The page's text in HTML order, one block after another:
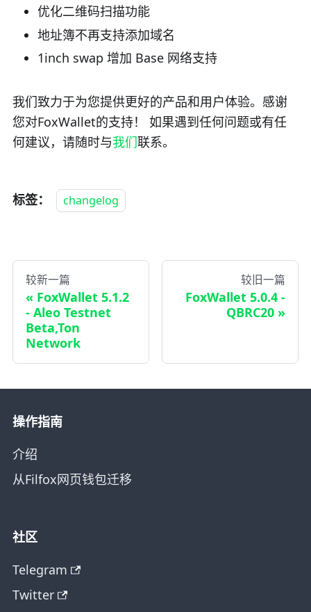
优化二维码扫描功能
地址簿不再支持添加域名
1inch swap 增加 Base 网络支持
我们致力于为您提供更好的产品和用户体验。感谢
您对FoxWallet的支持！ 如果遇到任何问题或有任
何建议，请随时与我们联系。
标签： changelog
较新一篇
FoxWallet 5.1.2
- Aleo Testnet
Beta,Ton
Network
较旧一篇
FoxWallet 5.0.4 -
QBRC20
操作指南
介绍
从Filfox网页钱包迁移
社区
Telegram
Twitter